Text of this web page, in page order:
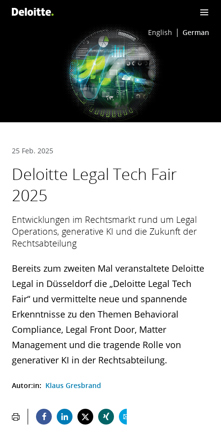
English German
25 Feb. 2025
Deloitte Legal Tech Fair
2025
Entwicklungen im Rechtsmarkt rund um Legal
Operations, generative KI und die Zukunft der
Rechtsabteilung
Bereits zum zweiten Mal veranstaltete Deloitte
Legal in Düsseldorf die „Deloitte Legal Tech
Fair“ und vermittelte neue und spannende
Erkenntnisse zu den Themen Behavioral
Compliance, Legal Front Door, Matter
Management und die tragende Rolle von
generativer KI in der Rechtsabteilung.
Autor:in: Klaus Gresbrand